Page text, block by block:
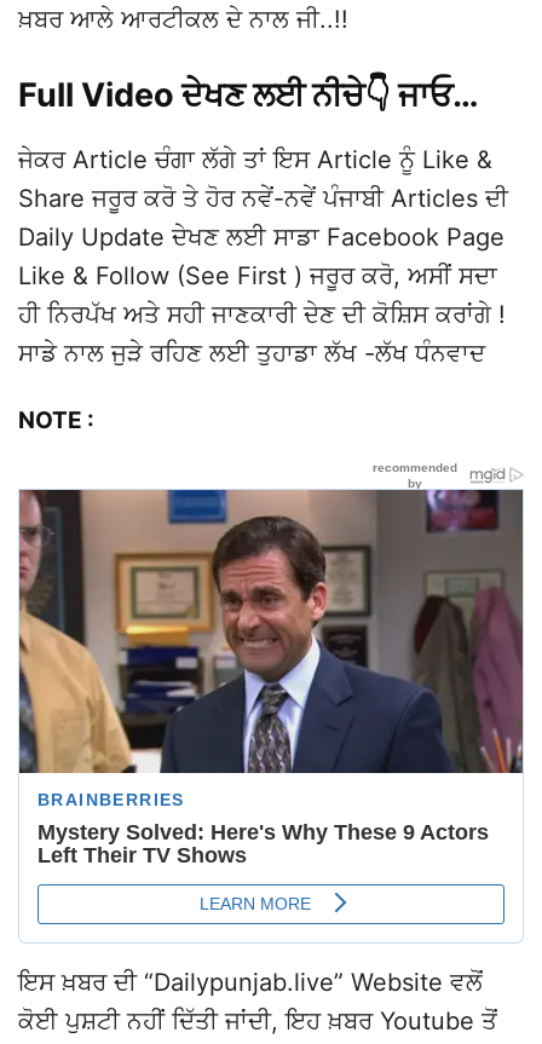
ਖ਼ਬਰ ਆਲੇ ਆਰਟੀਕਲ ਦੇ ਨਾਲ ਜੀ..!!
Full Video ਦੇਖਣ ਲਈ ਨੀਚੇ👇 ਜਾਓ…
ਜੇਕਰ Article ਚੰਗਾ ਲੱਗੇ ਤਾਂ ਇਸ Article ਨੂੰ Like &
Share ਜਰੂਰ ਕਰੋ ਤੇ ਹੋਰ ਨਵੇਂ-ਨਵੇਂ ਪੰਜਾਬੀ Articles ਦੀ
Daily Update ਦੇਖਣ ਲਈ ਸਾਡਾ Facebook Page
Like & Follow (See First ) ਜਰੂਰ ਕਰੋ, ਅਸੀਂ ਸਦਾ
ਹੀ ਨਿਰਪੱਖ ਅਤੇ ਸਹੀ ਜਾਣਕਾਰੀ ਦੇਣ ਦੀ ਕੋਸ਼ਿਸ ਕਰਾਂਗੇ !
ਸਾਡੇ ਨਾਲ ਜੁੜੇ ਰਹਿਣ ਲਈ ਤੁਹਾਡਾ ਲੱਖ -ਲੱਖ ਧੰਨਵਾਦ
NOTE :
ਇਸ ਖ਼ਬਰ ਦੀ “Dailypunjab.live” Website ਵਲੋਂ
ਕੋਈ ਪੁਸ਼ਟੀ ਨਹੀਂ ਦਿੱਤੀ ਜਾਂਦੀ, ਇਹ ਖ਼ਬਰ Youtube ਤੋਂ